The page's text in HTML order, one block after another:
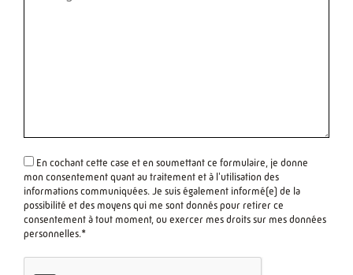
En cochant cette case et en soumettant ce formulaire, je donne
mon consentement quant au traitement et à l'utilisation des
informations communiquées. Je suis également informé(e) de la
possibilité et des moyens qui me sont donnés pour retirer ce
consentement à tout moment, ou exercer mes droits sur mes données
personnelles.*